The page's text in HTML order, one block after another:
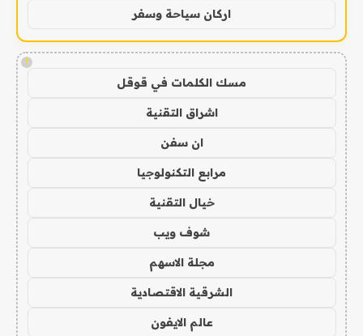
اركان سياحة وسفر
!
مسك الكلمات في قوقل
اشراق التقنية
ان سفن
مرابع التكنولوجيا
خيال التقنية
شوف ويب
مجلة الاسهم
الشرقية الاقتصادية
عالم الايفون